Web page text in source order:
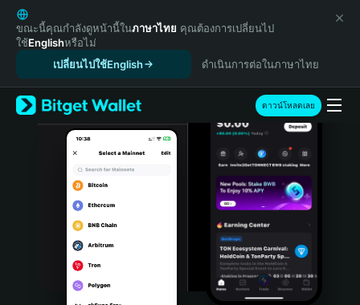
English
日本語
Tiếng Việt
Español (Latinoamérica)
Türkçe
Italiano
Português (Portugal)
Bahasa Indonesia
ขณะนี้คุณกำลังดูหน้านี้ในภาษาไทย คุณต้องการเปลี่ยนไป
ใช้Englishหรือไม่
เปลี่ยนไปใช้English
ดำเนินการต่อในภาษาไทย
ดาวน์โหลดเลย